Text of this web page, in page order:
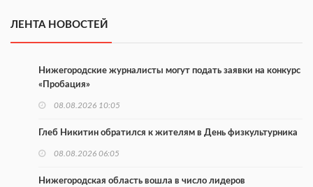
ЛЕНТА НОВОСТЕЙ
Нижегородские журналисты могут подать заявки на конкурс
«Пробация»
08.08.2026 10:05
Глеб Никитин обратился к жителям в День физкультурника
08.08.2026 06:05
Нижегородская область вошла в число лидеров